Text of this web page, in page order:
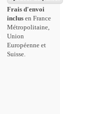
Frais d'envoi
inclus en France
Métropolitaine,
Union
Européenne et
Suisse.